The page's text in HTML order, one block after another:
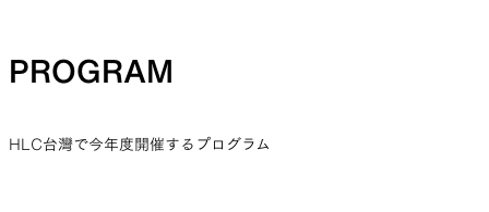
PROGRAM
HLC台灣で今年度開催するプログラム